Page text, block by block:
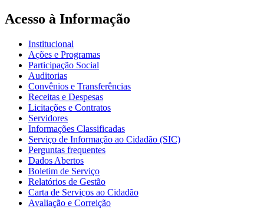
Acesso à Informação
Institucional
Ações e Programas
Participação Social
Auditorias
Convênios e Transferências
Receitas e Despesas
Licitações e Contratos
Servidores
Informações Classificadas
Serviço de Informação ao Cidadão (SIC)
Perguntas frequentes
Dados Abertos
Boletim de Serviço
Relatórios de Gestão
Carta de Serviços ao Cidadão
Avaliação e Correição